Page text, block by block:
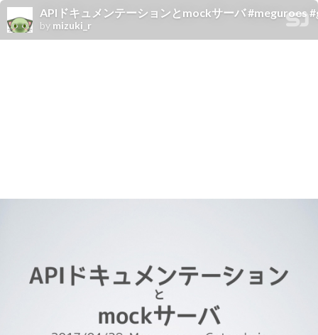
APIドキュメンテーションとmockサーバ #meguroes
by mizuki_r